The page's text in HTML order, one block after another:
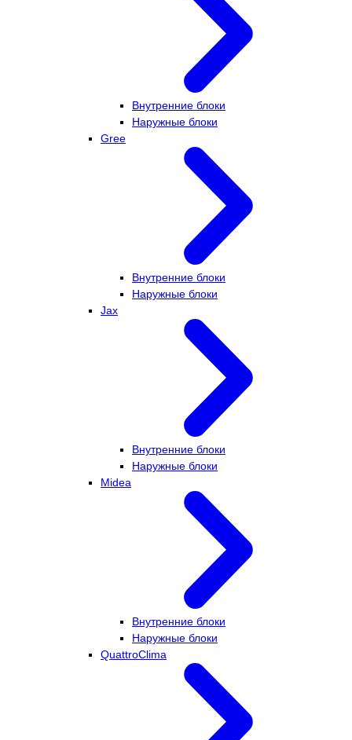
Внутренние блоки
Наружные блоки
Gree
Внутренние блоки
Наружные блоки
Jax
Внутренние блоки
Наружные блоки
Midea
Внутренние блоки
Наружные блоки
QuattroClima